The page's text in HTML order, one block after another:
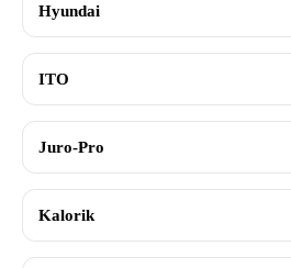
Hyundai
ITO
Juro-Pro
Kalorik